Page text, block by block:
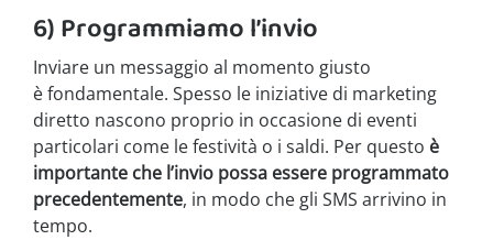
6) Programmiamo l’invio
Inviare un messaggio al momento giusto
è fondamentale. Spesso le iniziative di marketing
diretto nascono proprio in occasione di eventi
particolari come le festività o i saldi. Per questo è
importante che l’invio possa essere programmato
precedentemente, in modo che gli SMS arrivino in
tempo.